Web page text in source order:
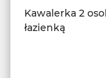
Kawalerka 2
łazienką